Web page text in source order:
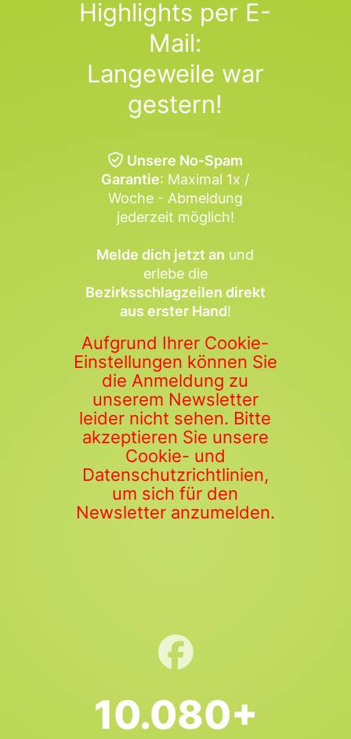
Highlights per E-
Mail:
Langeweile war
gestern!
Unsere No-Spam
Garantie: Maximal 1x /
Woche - Abmeldung
jederzeit möglich!
Melde dich jetzt an und
erlebe die
Bezirksschlagzeilen direkt
aus erster Hand!
Aufgrund Ihrer Cookie-
Einstellungen können Sie
die Anmeldung zu
unserem Newsletter
leider nicht sehen. Bitte
akzeptieren Sie unsere
Cookie- und
Datenschutzrichtlinien,
um sich für den
Newsletter anzumelden.
10.080+